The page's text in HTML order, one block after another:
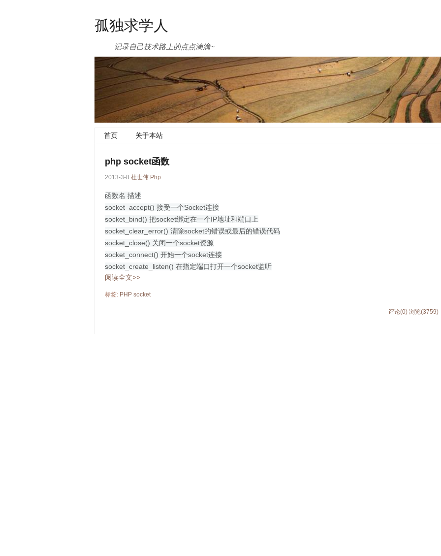
孤独求学人
记录自己技术路上的点点滴滴~
首页 关于本站
php socket函数
2013-3-8 杜世伟 Php
函数名 描述
socket_accept() 接受一个Socket连接
socket_bind() 把socket绑定在一个IP地址和端口上
socket_clear_error() 清除socket的错误或最后的错误代码
socket_close() 关闭一个socket资源
socket_connect() 开始一个socket连接
socket_create_listen() 在指定端口打开一个socket监听
阅读全文>>
标签: PHP socket
评论(0) 浏览(3759)